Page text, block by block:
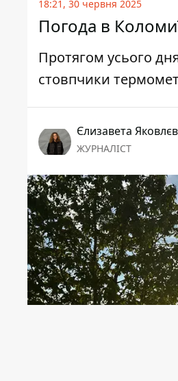
18:21, 30 червня 2025
Погода в
Протягом усього
стовпчики
Єлизавета
ЖУРНАЛІСТ